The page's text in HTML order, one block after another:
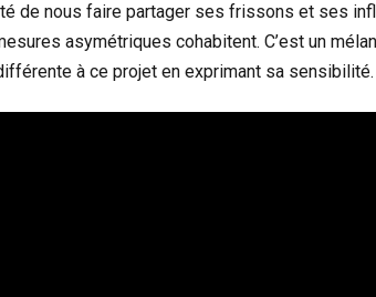
de nous faire partager ses frissons et ses
asymétriques cohabitent. C’est un
à ce projet en exprimant sa sensibilité.